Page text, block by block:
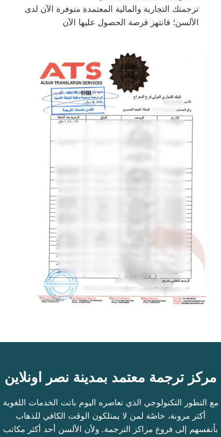
ترجمتك التجارية والمالية المعتمدة متوفرة الآن لدى
الألسن؛ فانتهز فرصة الحصول عليها الآن
مركز ترجمة معتمد بمدينة نصر اونلاين
مع التطور التكنولوجي الذي نعاصره اليوم باتت الخدمات اللغوية
أكثر مرونة، خاصًة لمن لا يمتلكون الوقت الكافي للذهاب
بأنفسهم إلى فروع مراكز الترجمة. ولأن الألسن أحد أكثر مكاتب